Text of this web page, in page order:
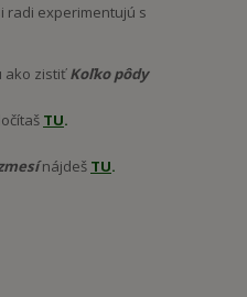
radi experimentujú s
ako zistiťKoľko pôdy
TU.
nájdeš TU.